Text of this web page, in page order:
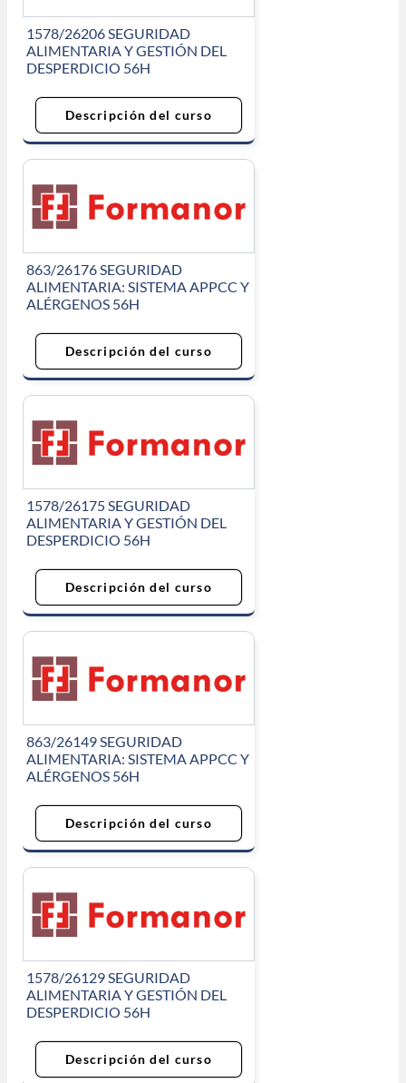
1578/26206 SEGURIDAD
ALIMENTARIA Y GESTIÓN DEL
DESPERDICIO 56H
Descripción del curso
863/26176 SEGURIDAD
ALIMENTARIA: SISTEMA APPCC Y
ALÉRGENOS 56H
Descripción del curso
1578/26175 SEGURIDAD
ALIMENTARIA Y GESTIÓN DEL
DESPERDICIO 56H
Descripción del curso
863/26149 SEGURIDAD
ALIMENTARIA: SISTEMA APPCC Y
ALÉRGENOS 56H
Descripción del curso
1578/26129 SEGURIDAD
ALIMENTARIA Y GESTIÓN DEL
DESPERDICIO 56H
Descripción del curso